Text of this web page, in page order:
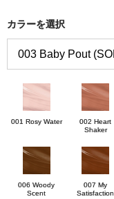
カラーを選択
001 Rosy Water
002 Heart
Shaker
006 Woody
Scent
007 My
Satisfaction